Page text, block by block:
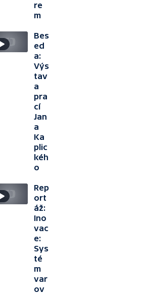
re
m
Bes
ed
a:
Výs
tav
a
pra
cí
Jan
a
Ka
plic
kéh
o
Rep
ort
áž:
Ino
vac
e:
Sys
té
m
var
ov